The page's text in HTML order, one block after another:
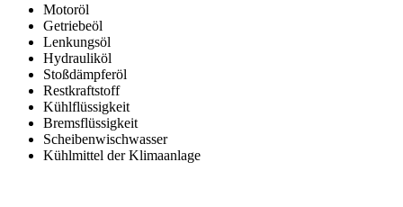
Motoröl
Getriebeöl
Lenkungsöl
Hydrauliköl
Stoßdämpferöl
Restkraftstoff
Kühlflüssigkeit
Bremsflüssigkeit
Scheibenwischwasser
Kühlmittel der Klimaanlage